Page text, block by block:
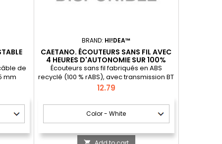
de
mm
BRAND: HI!DEA™
CAETANO. ÉCOUTEURS SANS FIL AVEC
4 HEURES D'AUTONOMIE SUR 100%
RABS
Écouteurs sans fil fabriqués en ABS
recyclé (100 % rABS), avec transmission BT
v5.4. L'étui de charge est doté d'un écran
charge et a une capacité de 200 mAh, ce
qui permet de recharger les écouteurs
environ 3 fois avec une seule charge,
Les écouteurs permettent de répondre
Price
12.79